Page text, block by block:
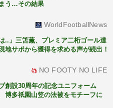
う…その結果
WorldFootballNews
..」三笘薫、プレミア二桁ゴール達
地サポから獲得を求める声が続出！
NO FOOTY NO LIFE
創設30周年の記念ユニフォーム
博多祇園山笠の法被をモチーフに